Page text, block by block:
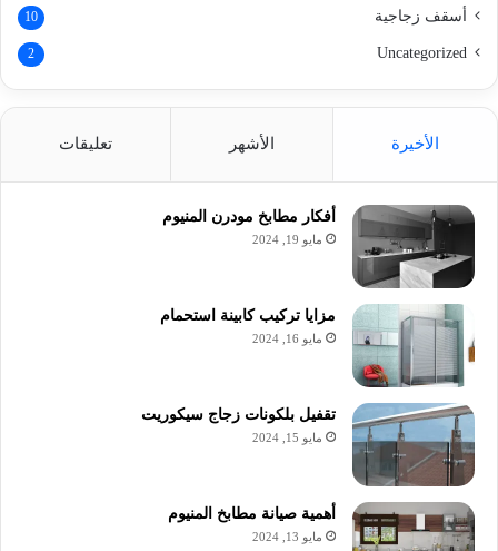
أسقف زجاجية 10
Uncategorized
2
الأخيرة الأشهر تعليقات
أفكار مطابخ مودرن المنيوم
مايو 19, 2024
مزايا تركيب كابينة استحمام
مايو 16, 2024
تقفيل بلكونات زجاج سيكوريت
مايو 15, 2024
أهمية صيانة مطابخ المنيوم
مايو 13, 2024